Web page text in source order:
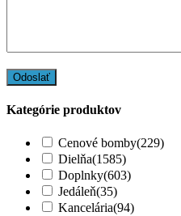
Kategórie produktov
Cenové bomby(229)
Dielňa(1585)
Doplnky(603)
Jedáleň(35)
Kancelária(94)